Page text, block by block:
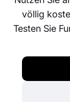
völlig
Testen Sie